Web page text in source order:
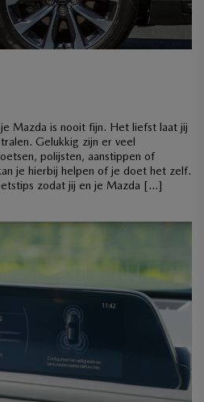
Mazda is nooit fijn. Het liefst laat jij
Gelukkig zijn er veel
polijsten, aanstippen of
je hierbij helpen of je doet het zelf.
zodat jij en je Mazda […]